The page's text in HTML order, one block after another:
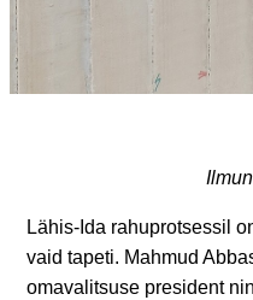
Lähis-Ida rahuprotsessil
vaid tapeti. Mahmud
omavalitsuse president